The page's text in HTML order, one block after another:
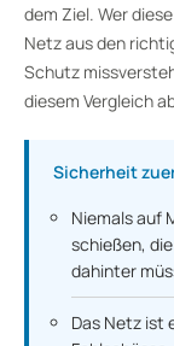
dem Ziel. Wer
Netz aus den
Schutz
diesem Vergleich
Sicherheit
Niemals auf
schießen,
dahinter
Das Netz ist